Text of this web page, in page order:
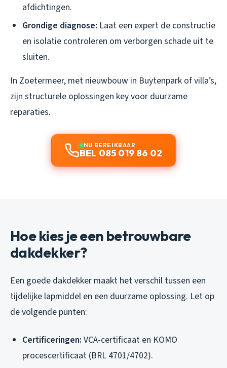
afdichtingen.
Grondige diagnose: Laat een expert de constructie
en isolatie controleren om verborgen schade uit te
sluiten.
In Zoetermeer, met nieuwbouw in Buytenpark of villa’s,
zijn structurele oplossingen key voor duurzame
reparaties.
NU BEREIKBAAR
BEL 085 019 86 02
Hoe kies je een betrouwbare
dakdekker?
Een goede dakdekker maakt het verschil tussen een
tijdelijke lapmiddel en een duurzame oplossing. Let op
de volgende punten:
Certificeringen: VCA-certificaat en KOMO
procescertificaat (BRL 4701/4702).